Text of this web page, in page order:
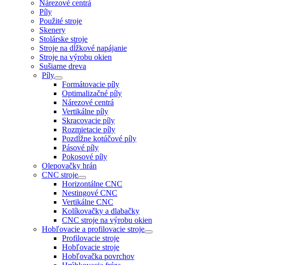
Nárezové centrá
Píly
Použité stroje
Skenery
Stolárske stroje
Stroje na dĺžkové napájanie
Stroje na výrobu okien
Sušiarne dreva
Píly
Formátovacie píly
Optimalizačné píly
Nárezové centrá
Vertikálne píly
Skracovacie píly
Rozmietacie píly
Pozdĺžne kotúčové píly
Pásové píly
Pokosové píly
Olepovačky hrán
CNC stroje
Horizontálne CNC
Nestingové CNC
Vertikálne CNC
Kolíkovačky a dlabačky
CNC stroje na výrobu okien
Hobľovacie a profilovacie stroje
Profilovacie stroje
Hobľovacie stroje
Hobľovačka povrchov